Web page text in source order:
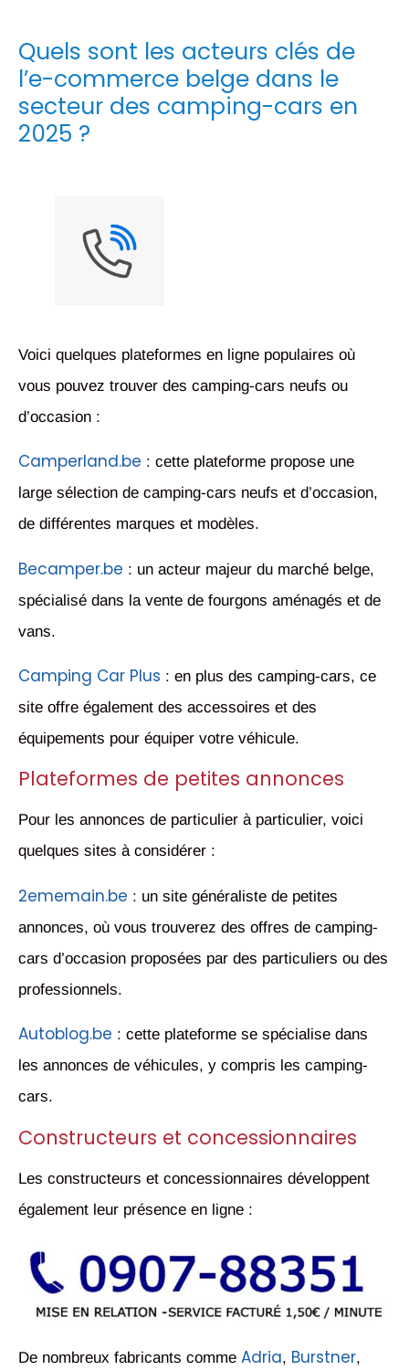
Quels sont les acteurs clés de
l’e-commerce belge dans le
secteur des camping-cars en
2025 ?
Voici quelques plateformes en ligne populaires où
vous pouvez trouver des camping-cars neufs ou
d’occasion :
Camperland.be : cette plateforme propose une
large sélection de camping-cars neufs et d’occasion,
de différentes marques et modèles.
Becamper.be : un acteur majeur du marché belge,
spécialisé dans la vente de fourgons aménagés et de
vans.
Camping Car Plus : en plus des camping-cars, ce
site offre également des accessoires et des
équipements pour équiper votre véhicule.
Plateformes de petites annonces
Pour les annonces de particulier à particulier, voici
quelques sites à considérer :
2ememain.be : un site généraliste de petites
annonces, où vous trouverez des offres de camping-
cars d’occasion proposées par des particuliers ou des
professionnels.
Autoblog.be : cette plateforme se spécialise dans
les annonces de véhicules, y compris les camping-
cars.
Constructeurs et concessionnaires
Les constructeurs et concessionnaires développent
également leur présence en ligne :
De nombreux fabricants comme Adria, Burstner,